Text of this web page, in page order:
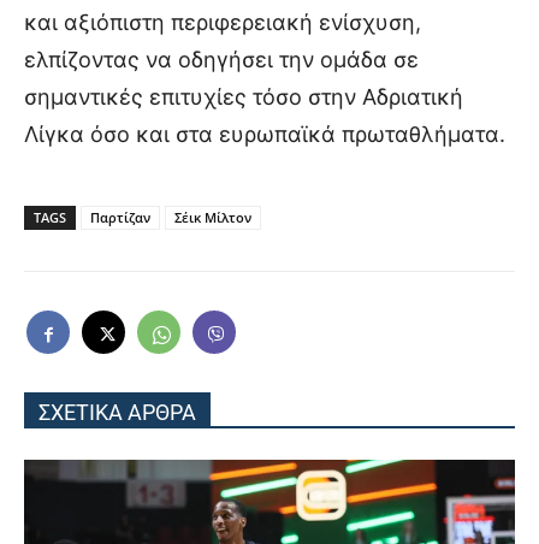
και αξιόπιστη περιφερειακή ενίσχυση,
ελπίζοντας να οδηγήσει την ομάδα σε
σημαντικές επιτυχίες τόσο στην Αδριατική
Λίγκα όσο και στα ευρωπαϊκά πρωταθλήματα.
TAGS Παρτίζαν Σέικ Μίλτον
ΣΧΕΤΙΚΑ ΑΡΘΡΑ